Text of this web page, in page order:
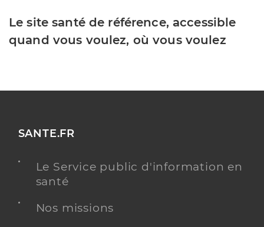
Le site santé de référence, accessible
quand vous voulez, où vous voulez
SANTE.FR
Le Service public d'information en
santé
Nos missions